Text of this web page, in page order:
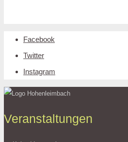
Facebook
Twitter
Instagram
Veranstaltungen